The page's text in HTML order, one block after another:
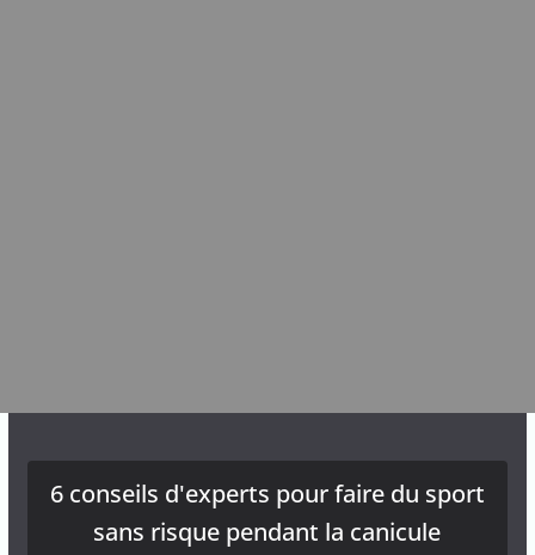
6 conseils d'experts pour faire du sport
sans risque pendant la canicule